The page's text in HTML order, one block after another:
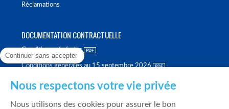
Réclamations
DOCUMENTATION CONTRACTUELLE
Conditions générales
Conditions générales au 15 septembre 2026
Continuer sans accepter
Nous respectons votre vie privée
Nous utilisons des cookies pour assurer le bon